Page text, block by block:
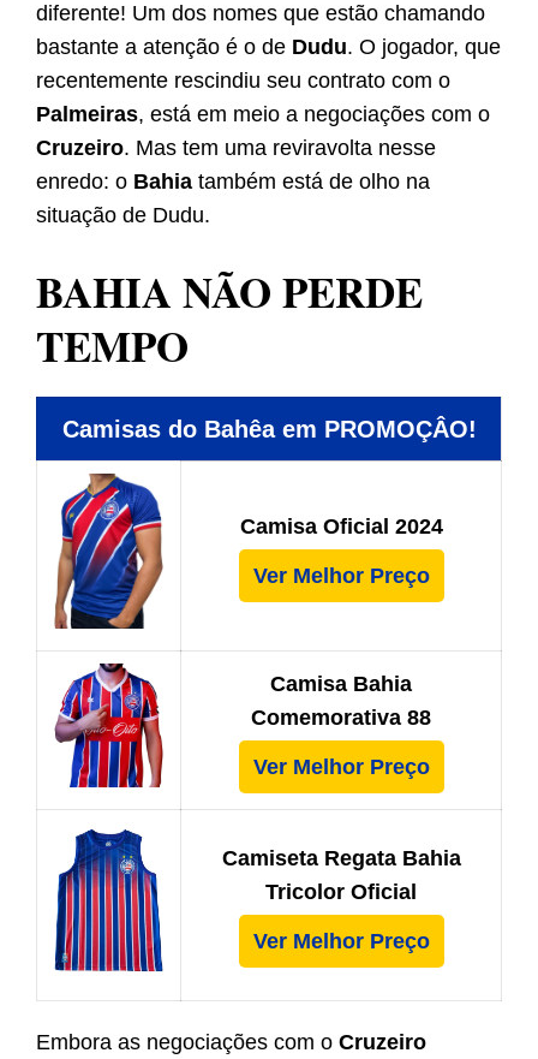
diferente! Um dos nomes que estão chamando
bastante a atenção é o de Dudu. O jogador, que
recentemente rescindiu seu contrato com o
Palmeiras, está em meio a negociações com o
Cruzeiro. Mas tem uma reviravolta nesse
enredo: o Bahia também está de olho na
situação de Dudu.
BAHIA NÃO PERDE
TEMPO
Camisas do Bahêa em PROMOÇÂO!
Camisa Oficial 2024
Ver Melhor Preço
Camisa Bahia
Comemorativa 88
Ver Melhor Preço
Camiseta Regata Bahia
Tricolor Oficial
Ver Melhor Preço
Embora as negociações com o Cruzeiro